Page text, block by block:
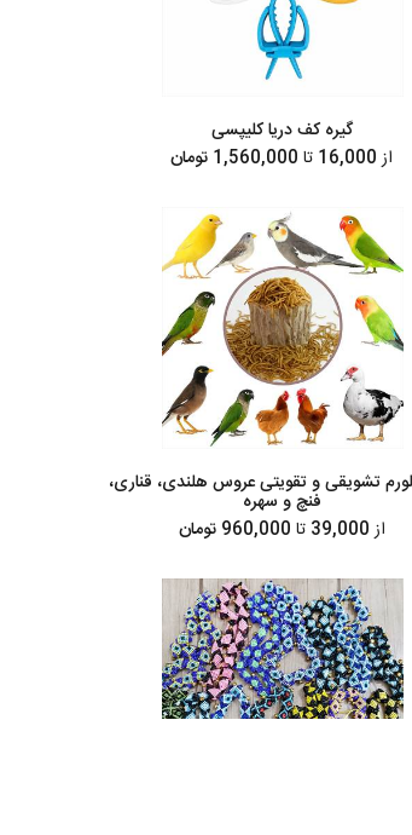
گیره کف دریا کلیپسی
از16,000 تا1,560,000 تومان
تشویقی و تقویتی عروس هلندی، قناری،
فنچ و سهره
از
تا